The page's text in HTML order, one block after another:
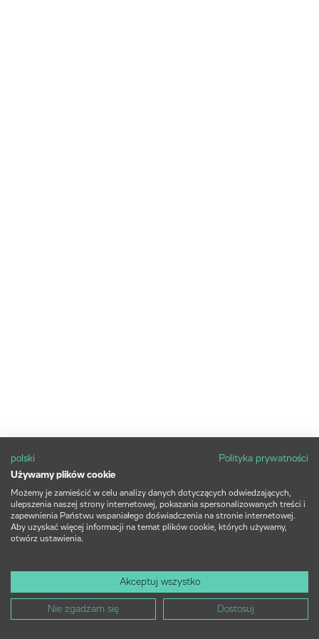
polski
Polityka prywatności
Używamy plików cookie
Możemy je zamieścić w celu analizy danych dotyczących odwiedzających,
ulepszenia naszej strony internetowej, pokazania spersonalizowanych treści i
zapewnienia Państwu wspaniałego doświadczenia na stronie internetowej.
Aby uzyskać więcej informacji na temat plików cookie, których używamy,
otwórz ustawienia.
Akceptuj wszystko
Nie zgadzam się Dostosuj